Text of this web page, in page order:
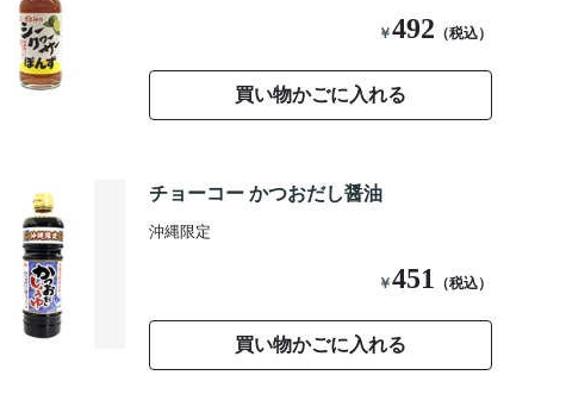
￥492 （税込）
買い物かごに入れる
チョーコー かつおだし醤油
沖縄限定
￥451 （税込）
買い物かごに入れる